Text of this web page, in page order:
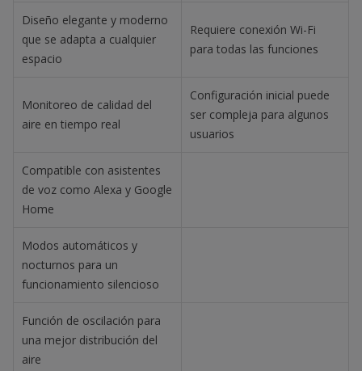
Diseño elegante y moderno
que se adapta a cualquier
espacio
Requiere conexión Wi-Fi
para todas las funciones
Monitoreo de calidad del
aire en tiempo real
Configuración inicial puede
ser compleja para algunos
usuarios
Compatible con asistentes
de voz como Alexa y Google
Home
Modos automáticos y
nocturnos para un
funcionamiento silencioso
Función de oscilación para
una mejor distribución del
aire